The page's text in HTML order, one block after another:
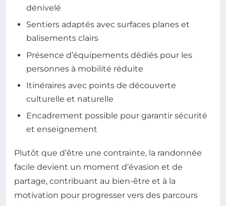
dénivelé
Sentiers adaptés avec surfaces planes et
balisements clairs
Présence d’équipements dédiés pour les
personnes à mobilité réduite
Itinéraires avec points de découverte
culturelle et naturelle
Encadrement possible pour garantir sécurité
et enseignement
Plutôt que d’être une contrainte, la randonnée
facile devient un moment d’évasion et de
partage, contribuant au bien-être et à la
motivation pour progresser vers des parcours